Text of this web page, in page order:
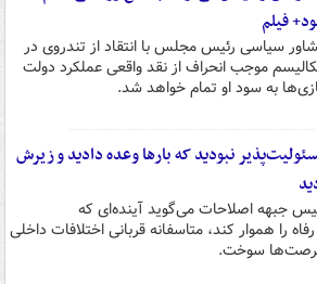
فیلم
سیاسی رئیس مجلس با انتقاد از تندروی در
موجب انحراف از نقد واقعی عملکرد دولت
به سود او تمام خواهد شد.
نبودید که بارها وعده دادید و زیرش
جبهه اصلاحات می‌گوید آینده‌ای که
را هموار کند، متاسفانه قربانی اختلافات داخلی
سوخت.